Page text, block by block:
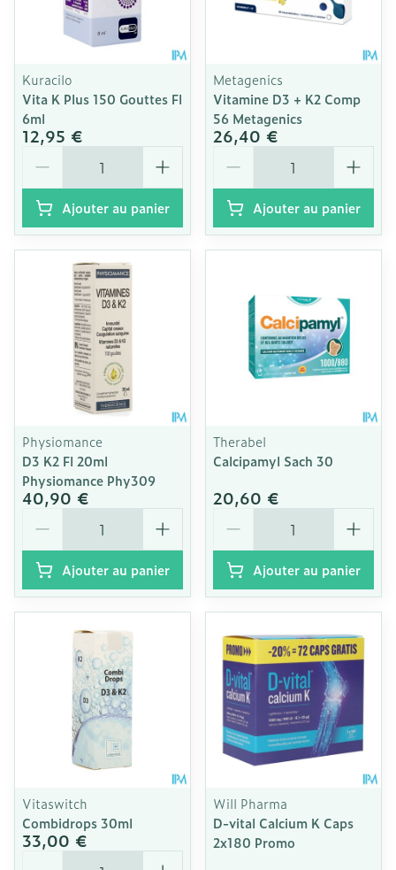
Kuracilo
Vita K Plus 150 Gouttes Fl
6ml
12,95 €
Ajouter au panier
Metagenics
Vitamine D3 + K2 Comp
56 Metagenics
26,40 €
Ajouter au panier
Physiomance
D3 K2 Fl 20ml
Physiomance Phy309
40,90 €
Ajouter au panier
Therabel
Calcipamyl Sach 30
20,60 €
Ajouter au panier
Vitaswitch
Combidrops 30ml
33,00 €
Will Pharma
D-vital Calcium K Caps
2x180 Promo